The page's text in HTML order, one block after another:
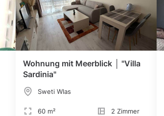
Wohnung mit Meerblick │ "Villa
Sardinia"
Sweti Wlas
60 m² 2 Zimmer